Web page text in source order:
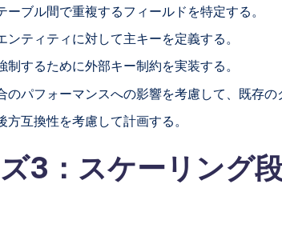
ーブル間で重複するフィールドを特定する。
ンティティに対して主キーを定義する。
制するために外部キー制約を実装する。
のパフォーマンスへの影響を考慮して、既存の
方互換性を考慮して計画する。
3：スケーリング